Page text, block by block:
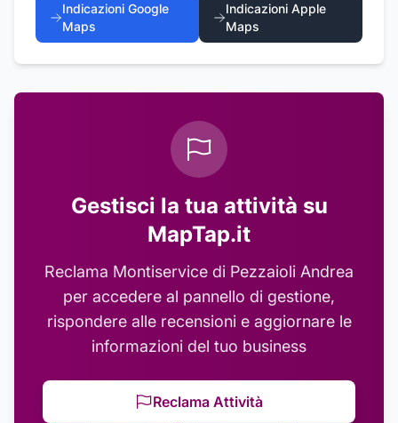
Indicazioni Google
Maps
Indicazioni Apple
Maps
Gestisci la tua attività su
MapTap.it
Reclama Montiservice di Pezzaioli Andrea
per accedere al pannello di gestione,
rispondere alle recensioni e aggiornare le
informazioni del tuo business
Reclama Attività